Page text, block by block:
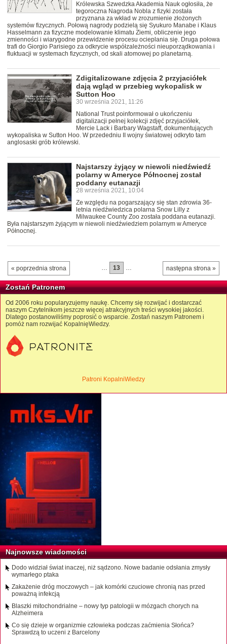
Królewska Szwedzka Akademia Nauk ogłosiła, że
tegoroczna Nagroda Nobla z fizyki została
przyznana za wkład w zrozumienie złożonych
systemów fizycznych. Połową nagrody podzielą się Syukuro Manabe i Klaus
Hasselmann za fizyczne modelowanie klimatu Ziemi, obliczenie jego
zmienności i wiarygodne przewidzenie procesu ocieplania się. Druga połowa
trafi do Giorgio Parisiego za odkrycie współzależności nieuporządkowania i
fluktuacji w systemach fizycznych, od skali atomowej po planetarną.
Zdigitalizowane zdjęcia 2 przyjaciółek
dają wgląd w przebieg wykopalisk w
Sutton Hoo
30 września 2021, 11:26
National Trust poinformował o ukończeniu
digitalizacji pełnej kolekcji zdjęć przyjaciółek,
Mercie Lack i Barbary Wagstaff, dokumentujących
wykopaliska w Sutton Hoo. W przededniu II wojny światowej odkryto tam
anglosaski grób królewski.
Najstarszy żyjący w niewoli niedźwiedź
polarny w Ameryce Północnej został
poddany eutanazji
28 września 2021, 10:04
Ze względu na pogarszający się stan zdrowia 36-
letnia niedźwiedzica polarna Snow Lilly z
Milwaukee County Zoo została poddana eutanazji.
Była najstarszym żyjącym w niewoli niedźwiedziem polarnym w Ameryce
Północnej.
« poprzednia strona następna strona »
… 13 …
Zostań Patronem
Od 2006 roku popularyzujemy naukę. Chcemy się rozwijać i dostarczać
naszym Czytelnikom jeszcze więcej atrakcyjnych treści wysokiej jakości.
Dlatego postanowiliśmy poprosić o wsparcie. Zostań naszym Patronem i
pomóż nam rozwijać KopalnięWiedzy.
Patroni KopalniWiedzy
Najnowsze wiadomości
Dodo widział świat inaczej, niż sądzono. Nowe badanie odsłania zmysły
wymarłego ptaka
Zakażenie dróg moczowych – jak komórki czuciowe chronią nas przed
poważną infekcją
Blaszki mitochondrialne – nowy typ patologii w mózgach chorych na
Alzheimera
Co się dzieje w organizmie człowieka podczas zaćmienia Słońca?
Sprawdzą to uczeni z Barcelony